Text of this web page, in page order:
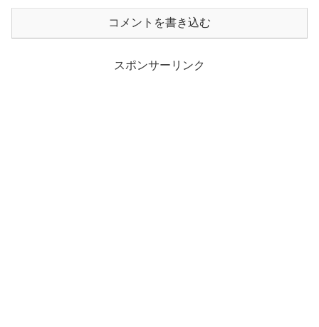
コメントを書き込む
スポンサーリンク